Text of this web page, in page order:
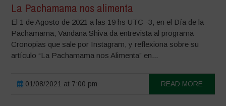
La Pachamama nos alimenta
El 1 de Agosto de 2021 a las 19 hs UTC -3, en el Día de la
Pachamama, Vandana Shiva da entrevista al programa
Cronopias que sale por Instagram, y reflexiona sobre su
artículo “La Pachamama nos Alimenta” en...
01/08/2021 at 7:00 pm READ MORE